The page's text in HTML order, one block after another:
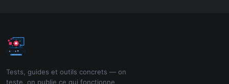
Tests, guides et outils concrets — on
teste, on publie ce qui fonctionne